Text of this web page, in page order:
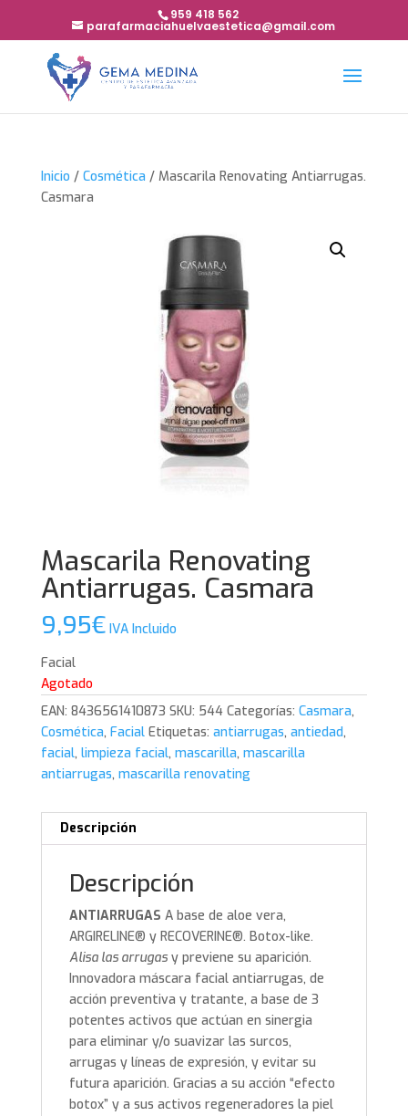
959 418 562
parafarmaciahuelvaestetica@gmail.com
Inicio / Cosmética / Mascarila Renovating Antiarrugas.
Casmara
Mascarila Renovating
Antiarrugas. Casmara
9,95€ IVA Incluido
Facial
Agotado
EAN: 8436561410873 SKU: 544 Categorías: Casmara,
Cosmética, Facial Etiquetas: antiarrugas, antiedad,
facial, limpieza facial, mascarilla, mascarilla
antiarrugas, mascarilla renovating
Descripción
Descripción
ANTIARRUGAS A base de aloe vera,
ARGIRELINE® y RECOVERINE®. Botox-like.
Alisa las arrugasy previene su aparición.
Innovadora máscara facial antiarrugas, de
acción preventiva y tratante, a base de 3
potentes activos que actúan en sinergia
para eliminar y/o suavizar las surcos,
arrugas y líneas de expresión, y evitar su
futura aparición. Gracias a su acción “efecto
botox” y a sus activos regeneradores la piel